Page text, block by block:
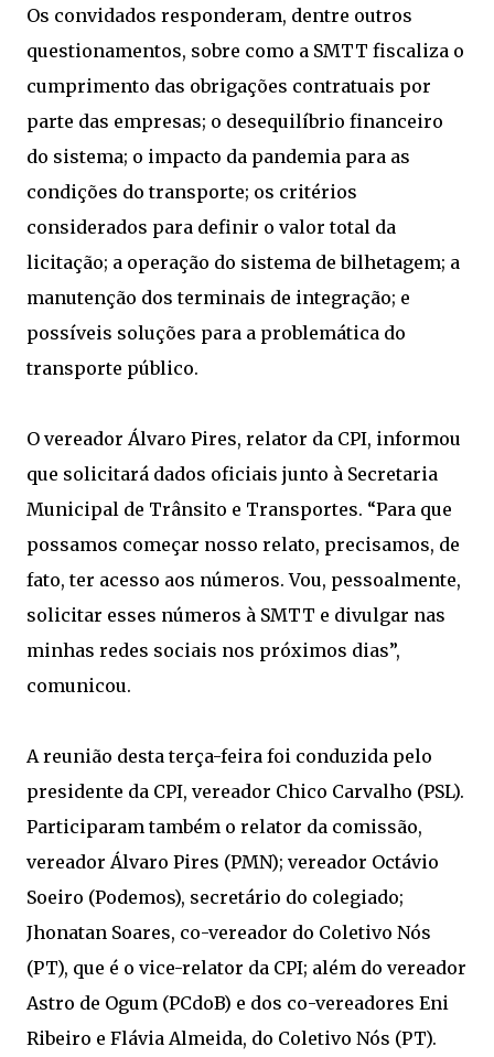
Os convidados responderam, dentre outros
questionamentos, sobre como a SMTT fiscaliza o
cumprimento das obrigações contratuais por
parte das empresas; o desequilíbrio financeiro
do sistema; o impacto da pandemia para as
condições do transporte; os critérios
considerados para definir o valor total da
licitação; a operação do sistema de bilhetagem; a
manutenção dos terminais de integração; e
possíveis soluções para a problemática do
transporte público.
O vereador Álvaro Pires, relator da CPI, informou
que solicitará dados oficiais junto à Secretaria
Municipal de Trânsito e Transportes. “Para que
possamos começar nosso relato, precisamos, de
fato, ter acesso aos números. Vou, pessoalmente,
solicitar esses números à SMTT e divulgar nas
minhas redes sociais nos próximos dias”,
comunicou.
A reunião desta terça-feira foi conduzida pelo
presidente da CPI, vereador Chico Carvalho (PSL).
Participaram também o relator da comissão,
vereador Álvaro Pires (PMN); vereador Octávio
Soeiro (Podemos), secretário do colegiado;
Jhonatan Soares, co-vereador do Coletivo Nós
(PT), que é o vice-relator da CPI; além do vereador
Astro de Ogum (PCdoB) e dos co-vereadores Eni
Ribeiro e Flávia Almeida, do Coletivo Nós (PT).